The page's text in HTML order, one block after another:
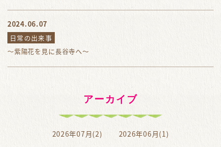
2024.06.07
日常の出来事
～紫陽花を見に長谷寺へ～
アーカイブ
2026年07月(2) 2026年06月(1)